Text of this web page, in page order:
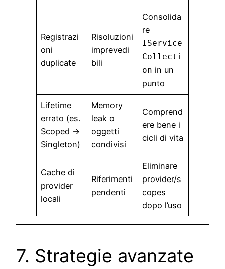
Registrazi
oni
duplicate
Risoluzioni
imprevedi
bili
Consolida
re
IService
Collecti
on in un
punto
Lifetime
errato (es.
Scoped →
Singleton)
Memory
leak o
oggetti
condivisi
Comprend
ere bene i
cicli di vita
Cache di
provider
locali
Riferimenti
pendenti
Eliminare
provider/s
copes
dopo l’uso
7. Strategie avanzate